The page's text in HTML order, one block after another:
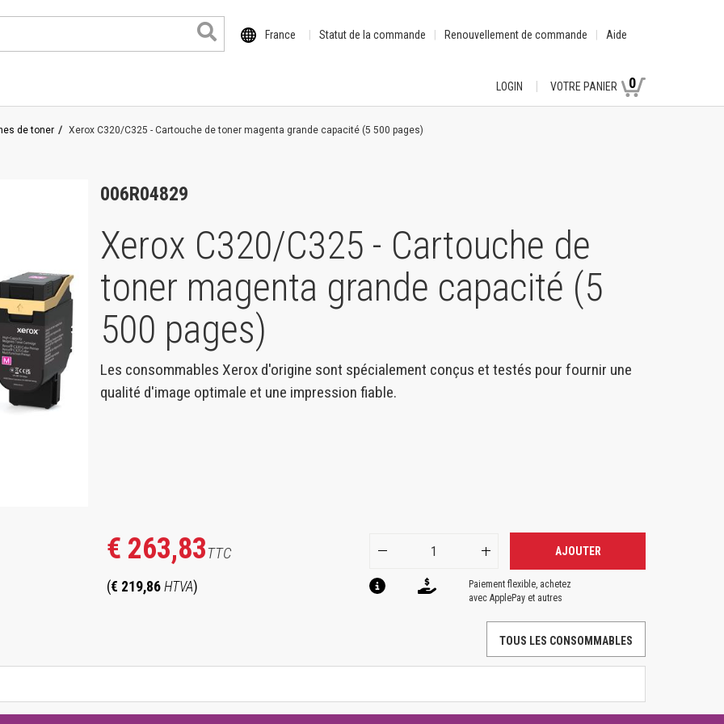
France Statut de la commande Renouvellement de commande Aide
la série XE
LOGIN VOTRE PANIER 0
de toner Xerox C320/C325 - Cartouche de toner magenta grande capacité (5 500 pages)
006R04829
Xerox C320/C325 - Cartouche de
toner magenta grande capacité (5
500 pages)
Les consommables Xerox d'origine sont spécialement conçus et testés pour fournir une
qualité d'image optimale et une impression fiable.
€ 263,83TTC
(€ 219,86 HTVA)
AJOUTER
Paiement flexible, achetez
avec ApplePay et autres
TOUS LES CONSOMMABLES